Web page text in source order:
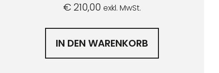
€210,00 exkl. MwSt.
IN DEN WARENKORB